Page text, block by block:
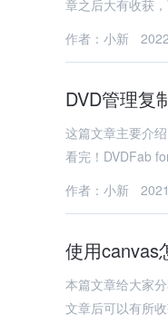
章之后大有收获
作者：小新
DVD管理复
这篇文章主要介
看完！DVDFab
作者：小新
使用canvas
本篇文章给大家
文章后可以有所